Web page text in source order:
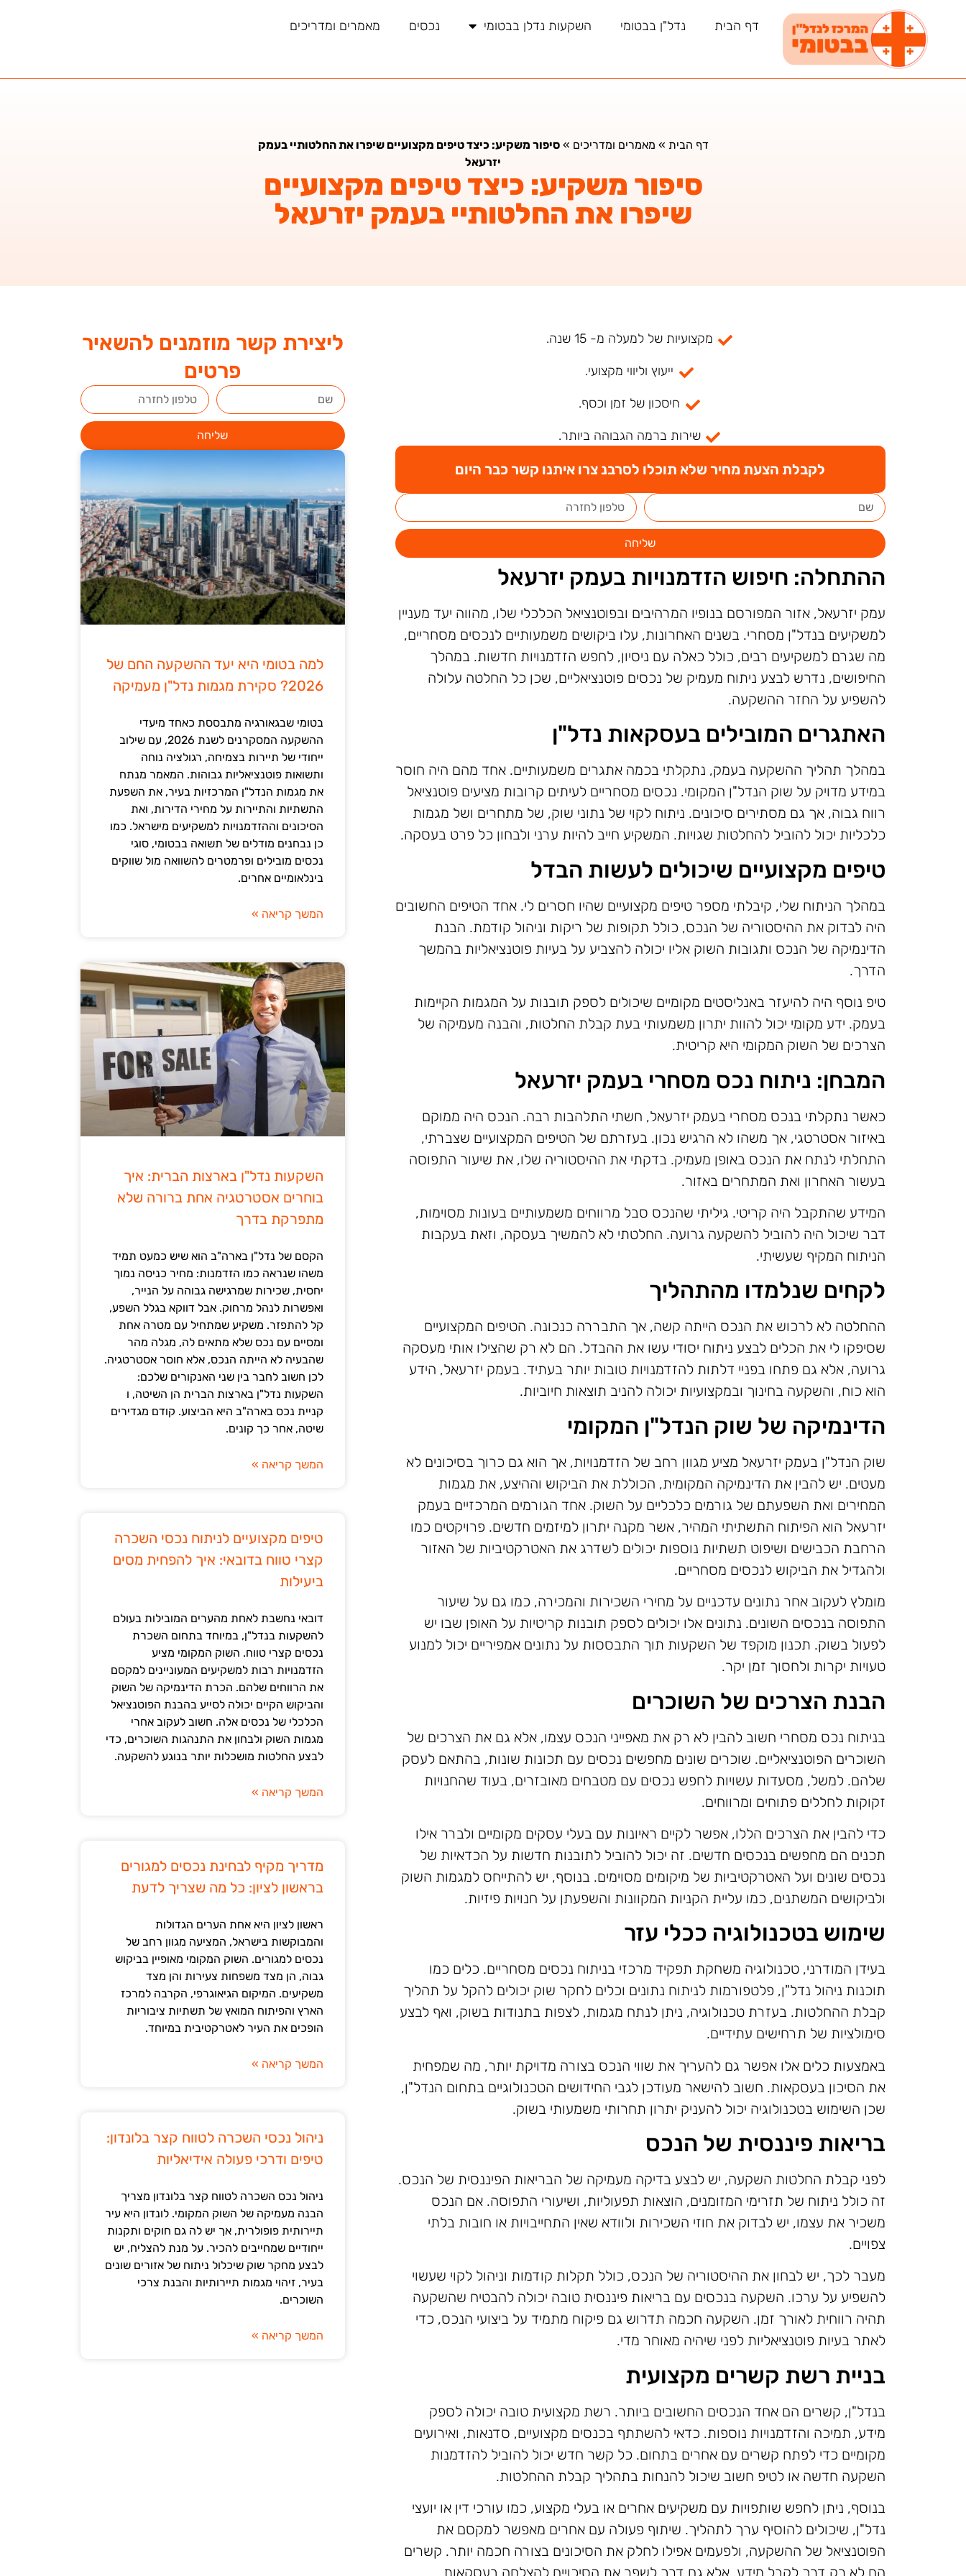
דף הבית נדל"ן בבטומי השקעות נדלן בבטומי נכסים מאמרים ומדריכים
דף הבית » מאמרים ומדריכים »סיפור משקיע: כיצד טיפים מקצועיים שיפרו את החלטותיי בעמק
יזרעאל
סיפור משקיע: כיצד טיפים מקצועיים
שיפרו את החלטותיי בעמק יזרעאל
ליצירת קשר מוזמנים להשאיר
פרטים
שליחה
למה בטומי היא יעד ההשקעה החם של
2026? סקירת מגמות נדל"ן מעמיקה
בטומי שבגאורגיה מתבססת כאחד מיעדי
ההשקעה המסקרנים לשנת 2026, עם שילוב
ייחודי של תיירות בצמיחה, רגולציה נוחה
ותשואות פוטנציאליות גבוהות. המאמר מנתח
את מגמות הנדל"ן המרכזיות בעיר, את השפעת
התשתיות והתיירות על מחירי הדירות, ואת
הסיכונים וההזדמנויות למשקיעים מישראל. כמו
כן נבחנים מודלים של תשואה בבטומי, סוגי
נכסים מובילים ופרמטרים להשוואה מול שווקים
בינלאומיים אחרים.
המשך קריאה »
השקעות נדל"ן בארצות הברית: איך
בוחרים אסטרטגיה אחת ברורה שלא
מתפרקת בדרך
הקסם של נדל"ן בארה"ב הוא שיש כמעט תמיד
משהו שנראה כמו הזדמנות: מחיר כניסה נמוך
יחסית, שכירות שמרגישה גבוהה על הנייר,
ואפשרות לנהל מרחוק. אבל דווקא בגלל השפע,
קל להתפזר. משקיע שמתחיל עם מטרה אחת
ומסיים עם נכס שלא מתאים לה, מגלה מהר
שהבעיה לא הייתה הנכס, אלא חוסר אסטרטגיה.
לכן חשוב לחבר בין שני האנקורים שלכם:
השקעות נדל"ן בארצות הברית הן השיטה, ו
קניית נכס בארה"ב היא הביצוע. קודם מגדירים
שיטה, אחר כך קונים.
המשך קריאה »
טיפים מקצועיים לניתוח נכסי השכרה
קצרי טווח בדובאי: איך להפחית מסים
ביעילות
דובאי נחשבת לאחת מהערים המובילות בעולם
להשקעות בנדל"ן, במיוחד בתחום השכרת
נכסים קצרי טווח. השוק המקומי מציע
הזדמנויות רבות למשקיעים המעוניינים למקסם
את הרווחים שלהם. הכרת הדינמיקה של השוק
והביקוש הקיים יכולה לסייע בהבנת הפוטנציאל
הכלכלי של נכסים אלה. חשוב לעקוב אחרי
מגמות השוק ולבחון את התנהגות השוכרים, כדי
לבצע החלטות מושכלות יותר בנוגע להשקעה.
המשך קריאה »
מדריך מקיף לבחינת נכסים למגורים
בראשון לציון: כל מה שצריך לדעת
ראשון לציון היא אחת הערים הגדולות
והמבוקשות בישראל, המציעה מגוון רחב של
נכסים למגורים. השוק המקומי מאופיין בביקוש
גבוה, הן מצד משפחות צעירות והן מצד
משקיעים. המיקום הגיאוגרפי, הקרבה למרכז
הארץ והפיתוח המואץ של תשתיות ציבוריות
הופכים את העיר לאטרקטיבית במיוחד.
המשך קריאה »
ניהול נכסי השכרה לטווח קצר בלונדון:
טיפים ודרכי פעולה אידיאליות
ניהול נכס השכרה לטווח קצר בלונדון מצריך
הבנה מעמיקה של השוק המקומי. לונדון היא עיר
תיירותית פופולרית, אך יש לה גם חוקים ותקנות
ייחודיים שמחייבים להכיר. על מנת להצליח, יש
לבצע מחקר שוק שיכלול ניתוח של אזורים שונים
בעיר, זיהוי מגמות תיירותיות והבנת צרכי
השוכרים.
המשך קריאה »
מקצועיות של למעלה מ- 15 שנה.
ייעוץ וליווי מקצועי.
חיסכון של זמן וכסף.
שירות ברמה הגבוהה ביותר.
לקבלת הצעת מחיר שלא תוכלו לסרבנ צרו איתנו קשר כבר היום
שליחה
ההתחלה: חיפוש הזדמנויות בעמק יזרעאל
עמק יזרעאל, אזור המפורסם בנופיו המרהיבים ובפוטנציאל הכלכלי שלו, מהווה יעד מעניין
למשקיעים בנדל"ן מסחרי. בשנים האחרונות, עלו ביקושים משמעותיים לנכסים מסחריים,
מה שגרם למשקיעים רבים, כולל כאלה עם ניסיון, לחפש הזדמנויות חדשות. במהלך
החיפושים, נדרש לבצע ניתוח מעמיק של נכסים פוטנציאליים, שכן כל החלטה עלולה
להשפיע על החזר ההשקעה.
האתגרים המובילים בעסקאות נדל"ן
במהלך תהליך ההשקעה בעמק, נתקלתי בכמה אתגרים משמעותיים. אחד מהם היה חוסר
במידע מדויק על שוק הנדל"ן המקומי. נכסים מסחריים לעיתים קרובות מציעים פוטנציאל
רווח גבוה, אך גם מסתירים סיכונים. ניתוח לקוי של נתוני שוק, של מתחרים ושל מגמות
כלכליות יכול להוביל להחלטות שגויות. המשקיע חייב להיות ערני ולבחון כל פרט בעסקה.
טיפים מקצועיים שיכולים לעשות הבדל
במהלך הניתוח שלי, קיבלתי מספר טיפים מקצועיים שהיו חסרים לי. אחד הטיפים החשובים
היה לבדוק את ההיסטוריה של הנכס, כולל תקופות של ריקות וניהול קודמת. הבנת
הדינמיקה של הנכס ותגובות השוק אליו יכולה להצביע על בעיות פוטנציאליות בהמשך
הדרך.
טיפ נוסף היה להיעזר באנליסטים מקומיים שיכולים לספק תובנות על המגמות הקיימות
בעמק. ידע מקומי יכול להוות יתרון משמעותי בעת קבלת החלטות, והבנה מעמיקה של
הצרכים של השוק המקומי היא קריטית.
המבחן: ניתוח נכס מסחרי בעמק יזרעאל
כאשר נתקלתי בנכס מסחרי בעמק יזרעאל, חשתי התלהבות רבה. הנכס היה ממוקם
באיזור אסטרטגי, אך משהו לא הרגיש נכון. בעזרתם של הטיפים המקצועיים שצברתי,
התחלתי לנתח את הנכס באופן מעמיק. בדקתי את ההיסטוריה שלו, את שיעור התפוסה
בעשור האחרון ואת המתחרים באזור.
המידע שהתקבל היה קריטי. גיליתי שהנכס סבל מרווחים משמעותיים בעונות מסוימות,
דבר שיכול היה להוביל להשקעה גרועה. החלטתי לא להמשיך בעסקה, וזאת בעקבות
הניתוח המקיף שעשיתי.
לקחים שנלמדו מהתהליך
ההחלטה לא לרכוש את הנכס הייתה קשה, אך התבררה כנכונה. הטיפים המקצועיים
שסיפקו לי את הכלים לבצע ניתוח יסודי עשו את ההבדל. הם לא רק שהצילו אותי מעסקה
גרועה, אלא גם פתחו בפניי דלתות להזדמנויות טובות יותר בעתיד. בעמק יזרעאל, הידע
הוא כוח, והשקעה בחינוך ובמקצועיות יכולה להניב תוצאות חיוביות.
הדינמיקה של שוק הנדל"ן המקומי
שוק הנדל"ן בעמק יזרעאל מציע מגוון רחב של הזדמנויות, אך הוא גם כרוך בסיכונים לא
מעטים. יש להבין את הדינמיקה המקומית, הכוללת את הביקוש וההיצע, את מגמות
המחירים ואת השפעתם של גורמים כלכליים על השוק. אחד הגורמים המרכזיים בעמק
יזרעאל הוא הפיתוח התשתיתי המהיר, אשר מקנה יתרון למיזמים חדשים. פרויקטים כמו
הרחבת הכבישים ושיפוט תשתיות נוספות יכולים לשדרג את האטרקטיביות של האזור
ולהגדיל את הביקוש לנכסים מסחריים.
מומלץ לעקוב אחר נתונים עדכניים על מחירי השכירות והמכירה, כמו גם על שיעור
התפוסה בנכסים השונים. נתונים אלו יכולים לספק תובנות קריטיות על האופן שבו יש
לפעול בשוק. תכנון מוקפד של השקעות תוך התבססות על נתונים אמפיריים יכול למנוע
טעויות יקרות ולחסוך זמן יקר.
הבנת הצרכים של השוכרים
בניתוח נכס מסחרי חשוב להבין לא רק את מאפייני הנכס עצמו, אלא גם את הצרכים של
השוכרים הפוטנציאליים. שוכרים שונים מחפשים נכסים עם תכונות שונות, בהתאם לעסק
שלהם. למשל, מסעדות עשויות לחפש נכסים עם מטבחים מאובזרים, בעוד שהחנויות
זקוקות לחללים פתוחים ומרווחים.
כדי להבין את הצרכים הללו, אפשר לקיים ראיונות עם בעלי עסקים מקומיים ולברר אילו
תכנים הם מחפשים בנכסים חדשים. זה יכול להוביל לתובנות חדשות על הכדאיות של
נכסים שונים ועל האטרקטיביות של מיקומים מסוימים. בנוסף, יש להתייחס למגמות השוק
ולביקושים המשתנים, כמו עליית הקניות המקוונות והשפעתן על חנויות פיזיות.
שימוש בטכנולוגיה ככלי עזר
בעידן המודרני, טכנולוגיה משחקת תפקיד מרכזי בניתוח נכסים מסחריים. כלים כמו
תוכנות ניהול נדל"ן, פלטפורמות לניתוח נתונים וכלים לחקר שוק יכולים להקל על תהליך
קבלת ההחלטות. בעזרת טכנולוגיה, ניתן לנתח מגמות, לצפות בתנודות בשוק, ואף לבצע
סימולציות של תרחישים עתידיים.
באמצעות כלים אלו אפשר גם להעריך את שווי הנכס בצורה מדויקת יותר, מה שמפחית
את הסיכון בעסקאות. חשוב להישאר מעודכן לגבי החידושים הטכנולוגיים בתחום הנדל"ן,
שכן השימוש בטכנולוגיה יכול להעניק יתרון תחרותי משמעותי בשוק.
בריאות פיננסית של הנכס
לפני קבלת החלטות השקעה, יש לבצע בדיקה מעמיקה של הבריאות הפיננסית של הנכס.
זה כולל ניתוח של תזרימי המזומנים, הוצאות תפעוליות, ושיעורי התפוסה. אם הנכס
משכיר את עצמו, יש לבדוק את חוזי השכירות ולוודא שאין התחייבויות או חובות בלתי
צפויים.
מעבר לכך, יש לבחון את ההיסטוריה של הנכס, כולל תקלות קודמות וניהול לקוי שעשוי
להשפיע על ערכו. השקעה בנכסים עם בריאות פיננסית טובה יכולה להבטיח שהשקעה
תהיה רווחית לאורך זמן. השקעה חכמה תדרוש גם פיקוח מתמיד על ביצועי הנכס, כדי
לאתר בעיות פוטנציאליות לפני שיהיה מאוחר מדי.
בניית רשת קשרים מקצועית
בנדל"ן, קשרים הם אחד הנכסים החשובים ביותר. רשת מקצועית טובה יכולה לספק
מידע, תמיכה והזדמנויות נוספות. כדאי להשתתף בכנסים מקצועיים, סדנאות, ואירועים
מקומיים כדי לפתח קשרים עם אחרים בתחום. כל קשר חדש יכול להוביל להזדמנות
השקעה חדשה או לטיפ חשוב שיכול להנחות בתהליך קבלת ההחלטות.
בנוסף, ניתן לחפש שותפויות עם משקיעים אחרים או בעלי מקצוע, כמו עורכי דין או יועצי
נדל"ן, שיכולים להוסיף ערך לתהליך. שיתוף פעולה עם אחרים מאפשר למקסם את
הפוטנציאל של ההשקעה, ולפעמים אפילו לחלק את הסיכונים בצורה חכמה יותר. קשרים